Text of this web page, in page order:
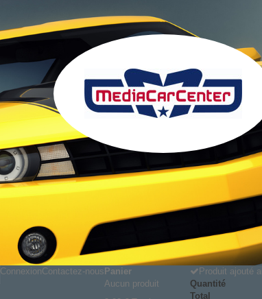
ConnexionContactez-nous Panier
Aucun produit
Produit ajouté
Quantité
Total